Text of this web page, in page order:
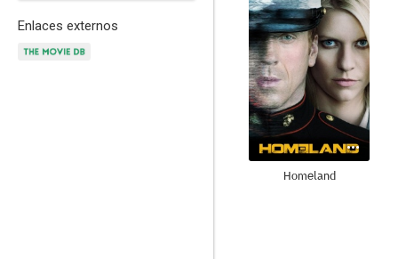
Enlaces externos
Homeland